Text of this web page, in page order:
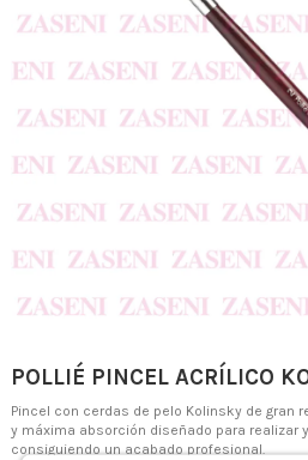
POLLIÉ PINCEL ACRÍLICO
Pincel con cerdas de pelo Kolinsky de gran
y máxima absorción diseñado para realizar
consiguiendo un acabado profesional.